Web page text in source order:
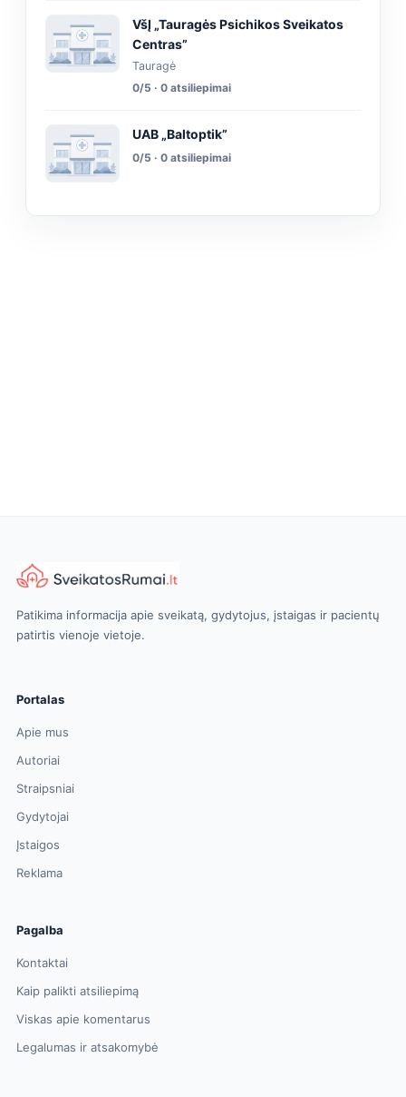
VšĮ „Tauragės Psichikos Sveikatos
Centras”
Tauragė
0/5 · 0 atsiliepimai
UAB „Baltoptik”
0/5 · 0 atsiliepimai
Patikima informacija apie sveikatą, gydytojus, įstaigas ir pacientų
patirtis vienoje vietoje.
Portalas
Apie mus
Autoriai
Straipsniai
Gydytojai
Įstaigos
Reklama
Pagalba
Kontaktai
Kaip palikti atsiliepimą
Viskas apie komentarus
Legalumas ir atsakomybė